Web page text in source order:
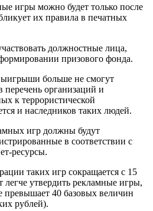
игры можно будет только после
их правила в печатных
должностные лица,
призового фонда.
больше не смогут
перечень организаций и
к террористической
и наследников таких людей.
игр должны будут
в соответствии с
ресурсы.
таких игр сокращается с 15
легче утвердить рекламные игры,
превышает 40 базовых величин
рублей).